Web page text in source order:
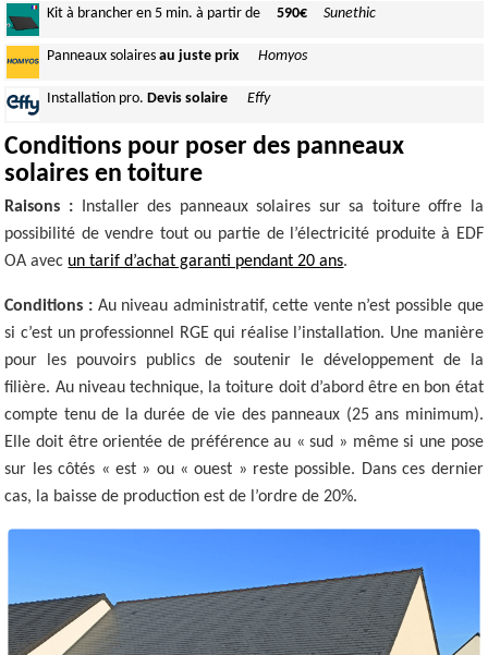
Kit à brancher en 5 min. à partir de 590€ Sunethic
Panneauxsolairesau juste prix Homyos
Installation pro.Devis solaire Effy
Conditions pour poser des panneaux
solaires en toiture
Raisons : Installer des panneaux solaires sur sa toiture offre la
possibilité de vendre tout ou partie de l’électricité produite à EDF
OA avec un tarif d’achat garanti pendant 20 ans.
Conditions : Au niveau administratif, cette vente n’est possible que
si c’est un professionnel RGE qui réalise l’installation. Une manière
pour les pouvoirs publics de soutenir le développement de la
filière. Au niveau technique, la toiture doit d’abord être en bon état
compte tenu de la durée de vie des panneaux (25 ans minimum).
Elle doit être orientée de préférence au « sud » même si une pose
sur les côtés « est » ou « ouest » reste possible. Dans ces dernier
cas, la baisse de production est de l’ordre de 20%.